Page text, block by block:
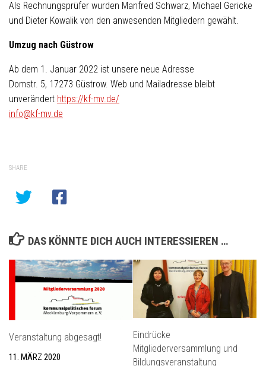
Als Rechnungsprüfer wurden Manfred Schwarz, Michael Gericke
und Dieter Kowalik von den anwesenden Mitgliedern gewählt.
Umzug nach Güstrow
Ab dem 1. Januar 2022 ist unsere neue Adresse
Domstr. 5, 17273 Güstrow. Web und Mailadresse bleibt
unverändert https://kf-mv.de/
info@kf-mv.de
SHARE
DAS KÖNNTE DICH AUCH INTERESSIEREN …
Veranstaltung abgesagt!
11. MÄRZ 2020
Eindrücke
Mitgliederversammlung und
Bildungsveranstaltung